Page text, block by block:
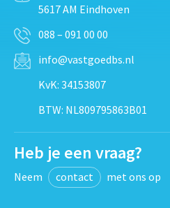
5617 AM Eindhoven
088 – 091 00 00
info@vastgoedbs.nl
KvK: 34153807
BTW: NL809795863B01
Heb je een vraag?
Neem contact met ons op